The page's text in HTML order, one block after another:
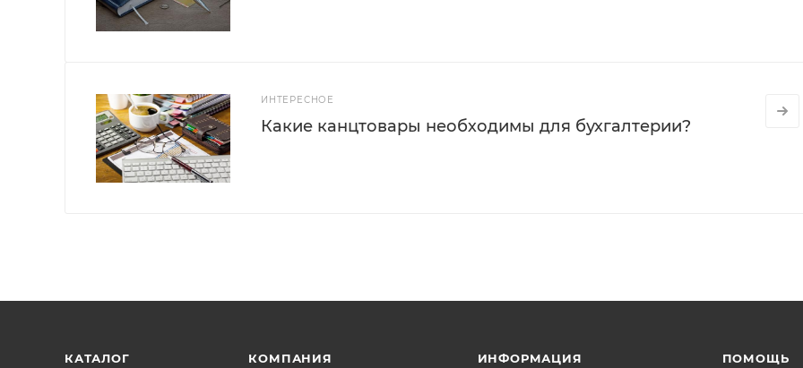
ИНТЕРЕСНОЕ
Какие канцтовары необходимы для бухгалтерии?
КАТАЛОГ КОМПАНИЯ ИНФОРМАЦИЯ ПОМОЩЬ